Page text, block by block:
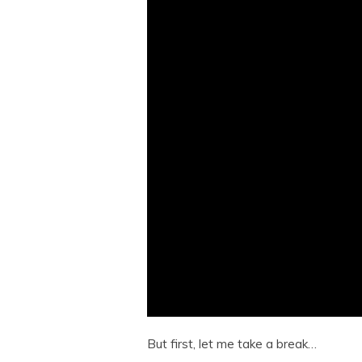
But first, let me take a break…